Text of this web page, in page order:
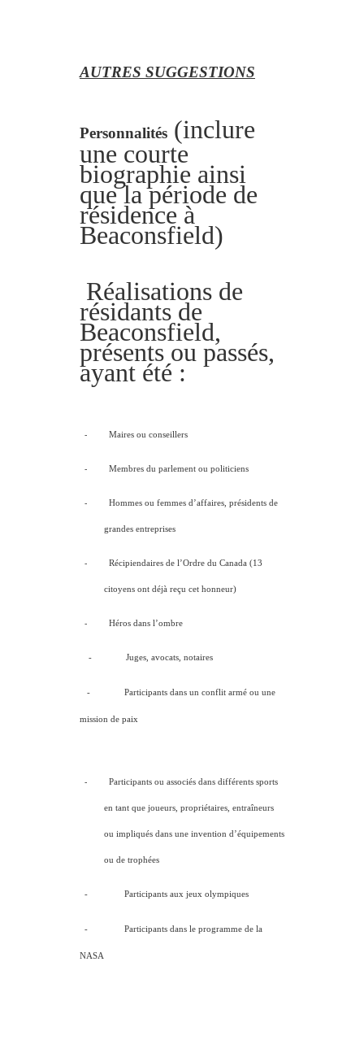
AUTRES SUGGESTIONS
Personnalités (inclure
une courte
biographie ainsi
que la période de
résidence à
Beaconsfield)
Réalisations de
résidants de
Beaconsfield,
présents ou passés,
ayant été :
- Maires ou conseillers
- Membres du parlement ou politiciens
- Hommes ou femmes d’affaires, présidents de
grandes entreprises
- Récipiendaires de l’Ordre du Canada (13
citoyens ont déjà reçu cet honneur)
- Héros dans l’ombre
- Juges, avocats, notaires
- Participants dans un conflit armé ou une
mission de paix
- Participants ou associés dans différents sports
en tant que joueurs, propriétaires, entraîneurs
ou impliqués dans une invention d’équipements
ou de trophées
- Participants aux jeux olympiques
- Participants dans le programme de la
NASA